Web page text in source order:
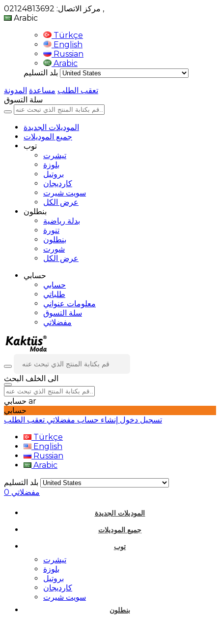
,
Arabic
Türkçe
English
Russian
Arabic
بلد التسليم
تعقب الطلب مساعدة المدونة
سلة التسوق
الموديلات الجديدة
جميع الموديلات
توب
تيشرت
بلوزة
بروتيل
كارديجان
سويت شيرت
عرض الكل
بنطلون
بدلة رياضية
تنورة
بنطلون
شورت
عرض الكل
حسابي
حسابي
طلباتي
معلومات عنواني
سلة التسوق
مفضلاتي
الى الخلف البحث
ar
حسابي
تسجيل دخول إنشاء حساب مفضلاتي تعقب الطلب
Türkçe
English
Russian
Arabic
بلد التسليم
مفضلاتي 0
الموديلات الجديدة
جميع الموديلات
توب
تيشرت
بلوزة
بروتيل
كارديجان
سويت شيرت
بنطلون